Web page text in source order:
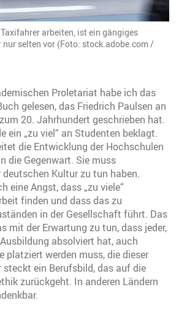
arbeiten, ist ein gängiges
nur selten vor (Foto: stock.adobe.com /
Proletariat habe ich das
gelesen, das Friedrich Paulsen an
20. Jahrhundert geschrieben hat.
ein „zu viel“ an Studenten beklagt.
die Entwicklung der Hochschulen
die Gegenwart. Sie muss
Kultur zu tun haben.
eine Angst, dass „zu viele“
finden und dass das zu
in der Gesellschaft führt. Das
mit der Erwartung zu tun, dass jeder,
absolviert hat, auch
platziert werden muss, die dieser
ein Berufsbild, das auf die
zurückgeht. In anderen Ländern